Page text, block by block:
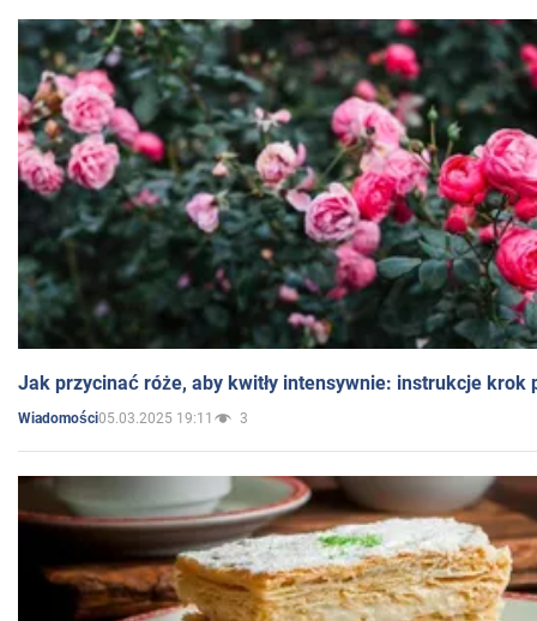
Jak przycinać róże, aby kwitły intensywnie: instrukcje krok
Wiadomości05.03.2025 19:11 3